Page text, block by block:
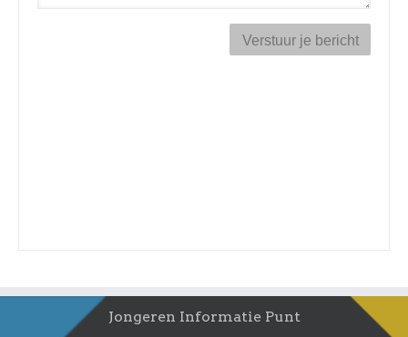
Jongeren Informatie Punt